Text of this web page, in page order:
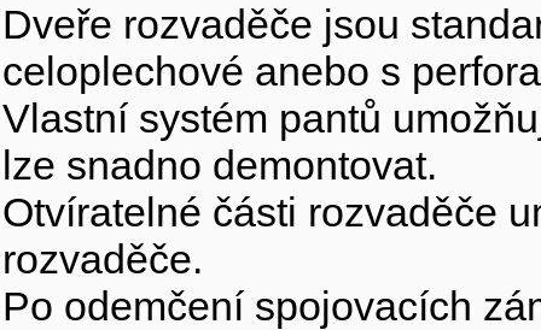
Dveře rozvaděče jsou
celoplechové anebo s
Vlastní systém pantů
lze snadno demontovat.
Otvíratelné části rozvaděče
rozvaděče.
Po odemčení spojovacích